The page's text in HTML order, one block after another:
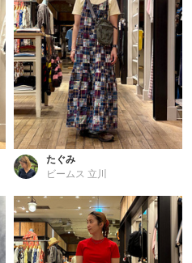
たぐみ
ビームス 立川